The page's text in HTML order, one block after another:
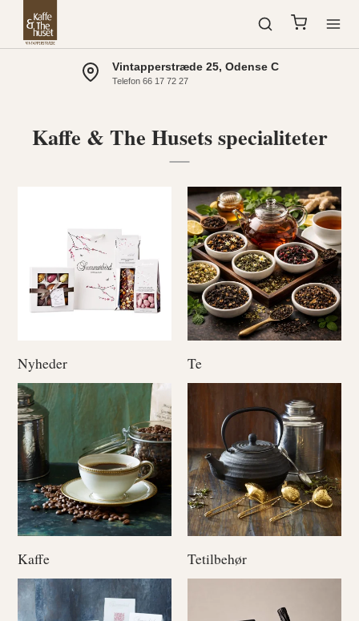
Vintapperstræde 25, Odense C
Telefon 66 17 72 27
Kaffe & The Husets specialiteter
Nyheder Te
Kaffe Tetilbehør